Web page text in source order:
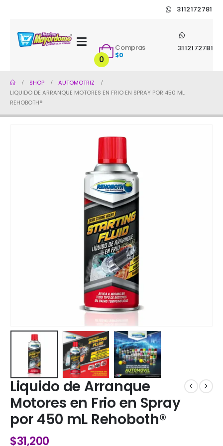
3112172781
3112172781
0
Compras
$0
SHOP
AUTOMOTRIZ
LIQUIDO DE ARRANQUE MOTORES EN FRIO EN SPRAY POR 450 ML
REHOBOTH®
Liquido de Arranque
Motores en Frio en Spray
por 450 mL Rehoboth®
$31,200